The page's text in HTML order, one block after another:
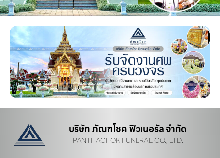
บริษัท ภัณฑโชค ฟิวเนอรัล จำกัด
PANTHACHOK FUNERAL CO., LTD.